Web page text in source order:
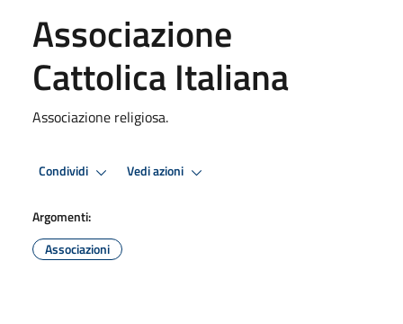
Associazione
Cattolica Italiana
Associazione religiosa.
Condividi Vedi azioni
Argomenti:
Associazioni